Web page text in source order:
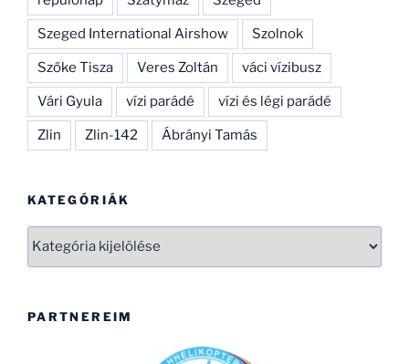
Szeged International Airshow Szolnok
Szőke Tisza Veres Zoltán váci vízibusz
Vári Gyula vízi parádé vízi és légi parádé
Zlin Zlin-142 Ábrányi Tamás
KATEGÓRIÁK
PARTNEREIM